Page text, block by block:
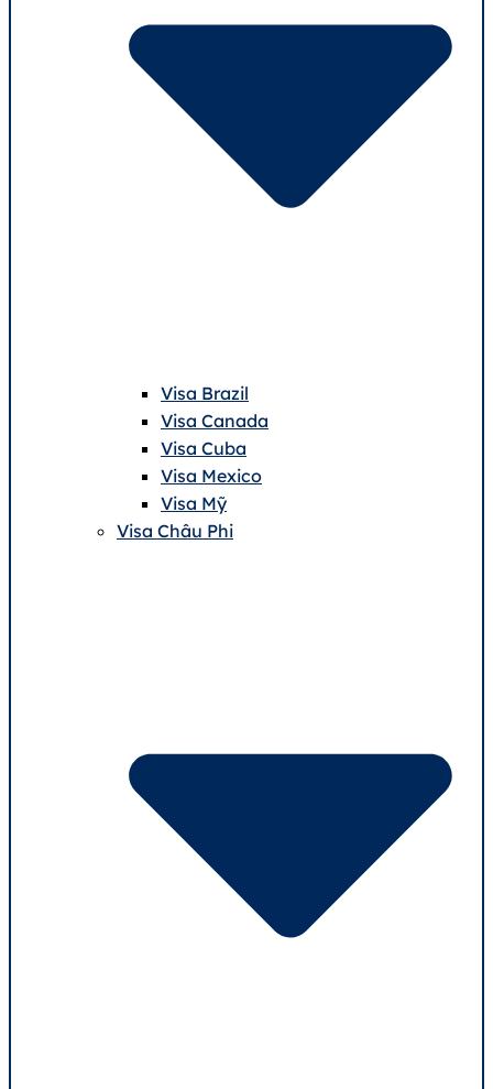
Visa Brazil
Visa Canada
Visa Cuba
Visa Mexico
Visa Mỹ
Visa Châu Phi